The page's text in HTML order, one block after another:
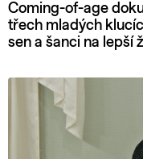
Coming-of-age
třech mladých
sen a šanci na lepší